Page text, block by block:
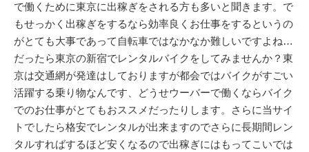
で働くために東京に出稼ぎをされる方も多いと聞きます。で
もせっかく出稼ぎをするなら効率良くお仕事をするというの
がとても大事であって自転車ではなかなか難しいですよね…
だったら東京の新宿でレンタルバイクをしてみませんか？東
京は交通網が発達はしておりますが都会ではバイクがすごい
活躍する乗り物なんです、どうせウーバーで働くならバイク
でのお仕事がとてもおススメだったりします。さらに当サイ
トでしたら格安でレンタルが出来ますのでさらに長期間レン
タルすればするほど安くなるので出稼ぎにはもってこいでは